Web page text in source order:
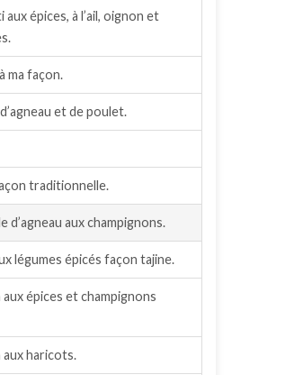
épices, à l’ail, oignon et
ma façon.
et de poulet.
traditionnelle.
d’agneau aux champignons.
légumes épicés façon tajine.
épices et champignons
haricots.